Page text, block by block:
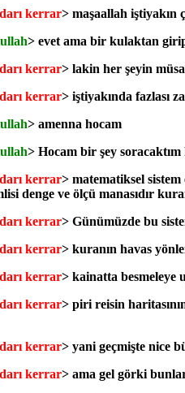
kerrar> maşaallah iştiyakın
> evet ama bir kulaktan
kerrar> lakin her şeyin
kerrar> iştiyakında fazlası
> amenna hocam
> Hocam bir şey
kerrar> matematiksel
denge ve ölçü manasıdır
kerrar> Günümüzde bu
kerrar> kuranın havas
kerrar> kainatta besmeleye
kerrar> piri reisin
kerrar> yani geçmişte nice
kerrar> ama gel görki